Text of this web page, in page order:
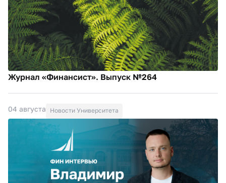
Журнал «Финансист». Выпуск №264
04 августа Новости Университета